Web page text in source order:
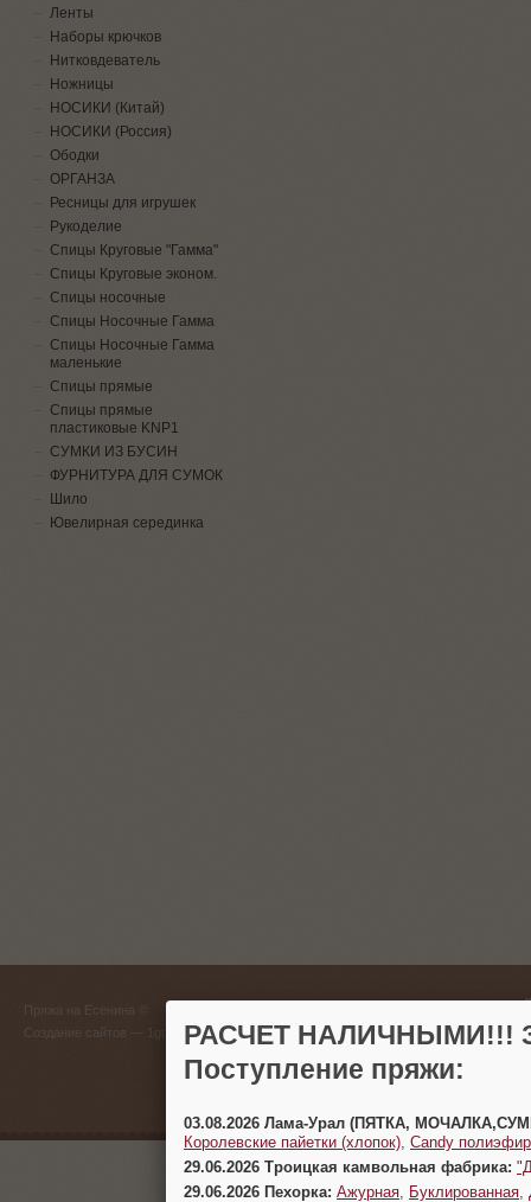
Ленты
Наборы крючков
Нитковдеватель
Ножницы
НОСИКИ (Китай)
НОСИКИ (Россия)
Ободки
ОРГАНЗА
Ресницы для игрушек
Рукоделие
Спицы Круговые "Гамма"
Спицы Круговые эконом.
Спицы носочные
Спицы Носочные Гамма
Спицы Носочные Гамма
маленькие
Спицы прямые
Спицы прямые
пластиковые KNP1
СУМКИ ИЗ БУСИН
ФУРНИТУРА ДЛЯ СУМОК
Шило
Ювелирная серединка
Пряжа на Есенина ©
Создание сайтов
(383)
г.
РАСЧЕТ НАЛИЧНЫМИ!!!
Поступление пряжи:
03.08.2026 Лама-Урал (ПЯТКА,
Королевские пайетки (хлопок) Candy
29.06.2026 Троицкая камвольная фабрика:
29.06.2026 Пехорка: Ажурная Буклированная